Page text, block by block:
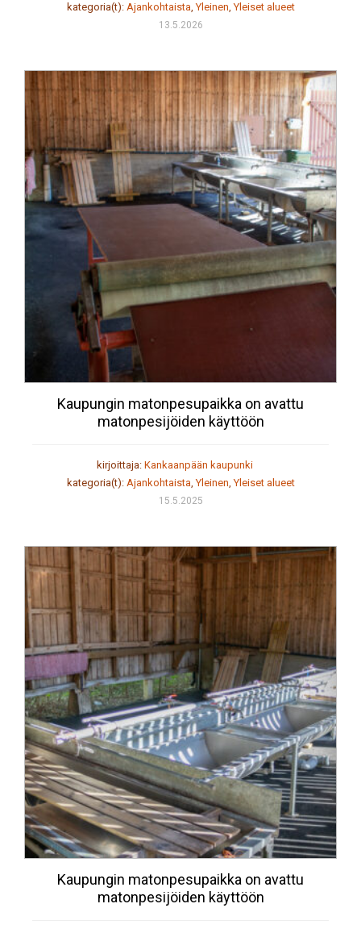
kategoria(t): Ajankohtaista,Yleinen,Yleiset alueet
13.5.2026
Kaupungin matonpesupaikka on avattu
matonpesijöiden käyttöön
kirjoittaja: Kankaanpään kaupunki
kategoria(t): Ajankohtaista,Yleinen,Yleiset alueet
15.5.2025
Kaupungin matonpesupaikka on avattu
matonpesijöiden käyttöön